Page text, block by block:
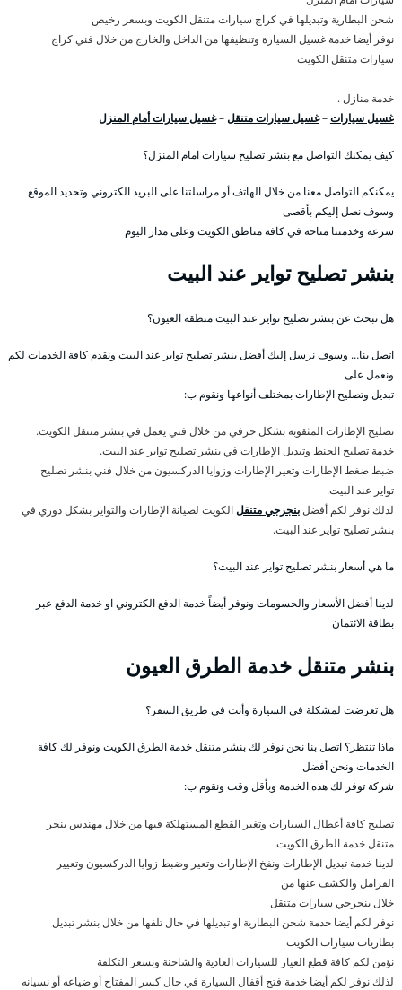
شحن البطارية وتبديلها في كراج سيارات متنقل الكويت وبسعر رخيص
نوفر أيضا خدمة غسيل السيارة وتنظيفها من الداخل والخارج من خلال فني كراج
سيارات متنقل الكويت
خدمة منازل .
غسيل سيارات–غسيل سيارات متنقل–غسيل سيارات أمام المنزل
كيف يمكنك التواصل مع بنشر تصليح سيارات امام المنزل؟
يمكنكم التواصل معنا من خلال الهاتف أو مراسلتنا على البريد الكتروني وتحديد الموقع
وسوف نصل إليكم بأقصى
سرعة وخدمتنا متاحة في كافة مناطق الكويت وعلى مدار اليوم
بنشر تصليح تواير عند البيت
هل تبحث عن بنشر تصليح تواير عند البيت منطقة العيون؟
اتصل بنا… وسوف نرسل إليك أفضل بنشر تصليح تواير عند البيت ونقدم كافة الخدمات لكم
ونعمل على
تبديل وتصليح الإطارات بمختلف أنواعها ونقوم ب:
تصليح الإطارات المثقوبة بشكل حرفي من خلال فني يعمل في بنشر متنقل الكويت.
خدمة تصليح الجنط وتبديل الإطارات في بنشر تصليح تواير عند البيت.
ضبط ضغط الإطارات وتعير الإطارات وزوايا الدركسيون من خلال فني بنشر تصليح
تواير عند البيت.
لذلك نوفر لكم أفضلبنجرجي متنقلالكويت لصيانة الإطارات والتواير بشكل دوري في
بنشر تصليح تواير عند البيت.
ما هي أسعار بنشر تصليح تواير عند البيت؟
لدينا أفضل الأسعار والحسومات ونوفر أيضاً خدمة الدفع الكتروني او خدمة الدفع عبر
بطاقة الائتمان
بنشر متنقل خدمة الطرق العيون
هل تعرضت لمشكلة في السيارة وأنت في طريق السفر؟
ماذا تنتظر؟ اتصل بنا نحن نوفر لك بنشر متنقل خدمة الطرق الكويت ونوفر لك كافة
الخدمات ونحن أفضل
شركة توفر لك هذه الخدمة وبأقل وقت ونقوم ب:
تصليح كافة أعطال السيارات وتغير القطع المستهلكة فيها من خلال مهندس بنجر
متنقل خدمة الطرق الكويت
لدينا خدمة تبديل الإطارات ونفخ الإطارات وتعير وضبط زوايا الدركسيون وتعيير
الفرامل والكشف عنها من
خلال بنجرجي سيارات متنقل
نوفر لكم أيضا خدمة شحن البطارية او تبديلها في حال تلفها من خلال بنشر تبديل
بطاريات سيارات الكويت
نؤمن لكم كافة قطع الغيار للسيارات العادية والشاحنة وبسعر التكلفة
لذلك نوفر لكم أيضا خدمة فتح أقفال السيارة في حال كسر المفتاح أو ضياعه أو نسيانه